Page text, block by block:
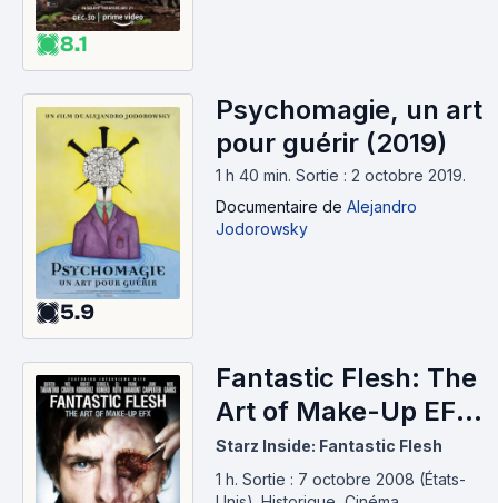
8.1
5.9
Psychomagie, un art
pour guérir (2019)
1 h 40 min. Sortie : 2 octobre 2019.
Documentaire de Alejandro
Jodorowsky
Fantastic Flesh: The
Art of Make-Up EFX
(2008)
Starz Inside: Fantastic Flesh
1 h. Sortie : 7 octobre 2008 (États-